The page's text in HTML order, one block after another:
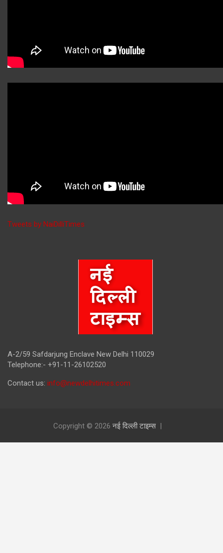
Tweets by NaiDilliTimes
A-2/59 Safdarjung Enclave New Delhi 110029
Telephone:- +91-11-26102520
Contact us: info@newdelhitimes.com
Copyright © 2026 नई दिल्ली टाइम्स